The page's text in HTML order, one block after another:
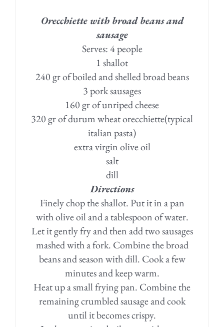
Orecchiette with broad beans and
sausage
Serves: 4 people
1 shallot
240 gr of boiled and shelled broad beans
3 pork sausages
160 gr of unriped cheese
320 gr of durum wheat orecchiette(typical
italian pasta)
extra virgin olive oil
salt
dill
Directions
Finely chop the shallot. Put it in a pan
with olive oil and a tablespoon of water.
Let it gently fry and then add two sausages
mashed with a fork. Combine the broad
beans and season with dill. Cook a few
minutes and keep warm.
Heat up a small frying pan. Combine the
remaining crumbled sausage and cook
until it becomes crispy.